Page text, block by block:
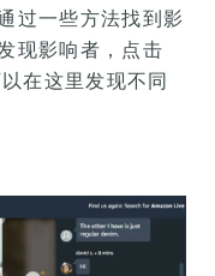
过一些方法找到影
现影响者，点击
在这里发现不同